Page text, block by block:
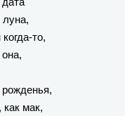
луна,
то,
рожденья,
мак,